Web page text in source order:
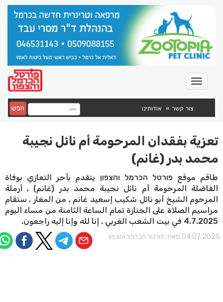
צור קשר אודותינו חפש
تعزية بفقدان المرحومة أم نائل نجيبة
محمد بدر (غانم)
طاقم موقع פורטל הכרמל והצפון يتقدم بأحر التعازي بوفاة
الفاضلة المرحومة أم نائل نجيبة محمد بدر (غانم) , أرملة
المرحوم الشيخ أبو نائل شكيب إسعيد غانم , من المغار , ستقام
مراسيم الصلاة على الجنازة تمام الساعة الثامنة من مساء اليوم
4.7.2025 في بيت الشعب الغربي . إنا لله وإنا إليه راجعون.
מאת: פורטל הכרמל והצפון